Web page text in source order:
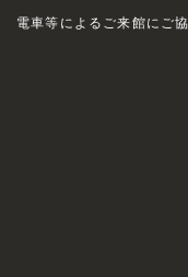
電車等によるご来館にご